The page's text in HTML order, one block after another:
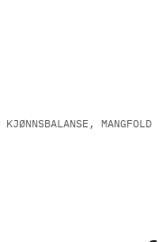
KJØNNSBALANSE,